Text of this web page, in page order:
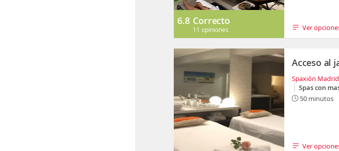
6.8 Correcto
11 opiniones Ver
Acceso al
Spaxión
Spas con
50 minutos
Ver